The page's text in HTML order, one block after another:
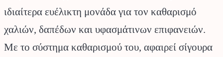
ιδιαίτερα ευέλικτη μονάδα για τον καθαρισμό
χαλιών, δαπέδων και υφασμάτινων επιφανειών.
Με το σύστημα καθαρισμού του, αφαιρεί σίγουρα